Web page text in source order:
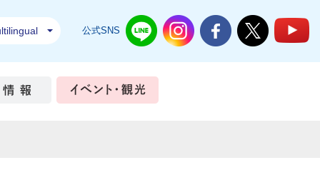
公式SNS 結城市公式LINE結城市公式Instagram
結城市公式Facebook
結城市公式
づくり 市政情報